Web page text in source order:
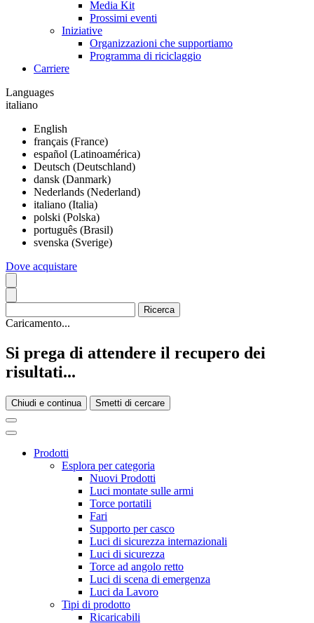
Media Kit
Prossimi eventi
Iniziative
Organizzazioni che supportiamo
Programma di riciclaggio
Carriere
Languages
italiano
English
français (France)
español (Latinoamérica)
Deutsch (Deutschland)
dansk (Danmark)
Nederlands (Nederland)
italiano (Italia)
polski (Polska)
português (Brasil)
svenska (Sverige)
Dove acquistare
Caricamento...
Si prega di attendere il recupero dei
risultati...
Chiudi e continua Smetti di cercare
Prodotti
Esplora per categoria
Nuovi Prodotti
Luci montate sulle armi
Torce portatili
Fari
Supporto per casco
Luci di sicurezza internazionali
Luci di sicurezza
Torce ad angolo retto
Luci di scena di emergenza
Luci da Lavoro
Tipi di prodotto
Ricaricabili